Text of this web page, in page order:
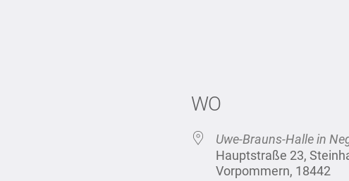
WO
Uwe-Brauns-Halle in
Hauptstraße 23,
Vorpommern, 18442